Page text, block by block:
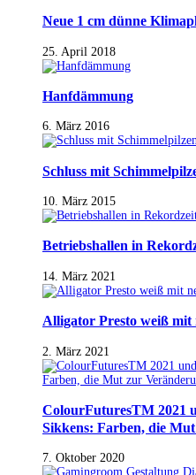
Neue 1 cm dünne
25. April 2018
Hanfdämmung
6. März 2016
Schluss mit
10. März 2015
Betriebshallen in
14. März 2021
Alligator Presto weiß mit
2. März 2021
ColourFuturesTM 2021
Sikkens: Farben, die
7. Oktober 2020